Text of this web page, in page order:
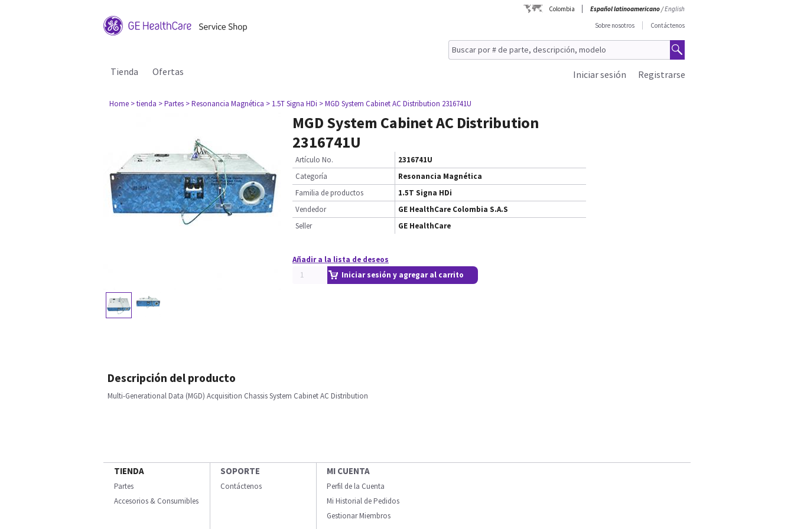
Colombia Español latinoamericano/English
Sobre nosotros
Contáctenos
Tienda Ofertas Registrarse
Iniciar sesión
Home > tienda > Partes > Resonancia Magnética > 1.5T Signa HDi > MGD System Cabinet AC Distribution 2316741U
MGD System Cabinet AC Distribution
2316741U
Artículo No.
2316741U
Categoría
Resonancia Magnética
Familia de productos
1.5T Signa HDi
Vendedor
GE HealthCare Colombia S.A.S
Seller
GE HealthCare
Añadir a la lista de deseos
Iniciar sesión y agregar al carrito
Descripción del producto
Multi-Generational Data (MGD) Acquisition Chassis System Cabinet AC Distribution
TIENDA
Partes
Accesorios & Consumibles
SOPORTE
Contáctenos
MI CUENTA
Perfil de la Cuenta
Mi Historial de Pedidos
Gestionar Miembros